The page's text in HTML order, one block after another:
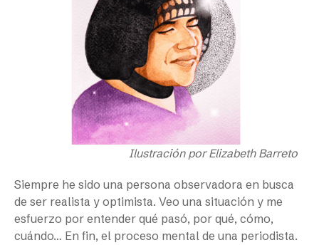
Ilustración por Elizabeth Barreto
Siempre he sido una persona observadora en busca
de ser realista y optimista. Veo una situación y me
esfuerzo por entender qué pasó, por qué, cómo,
cuándo… En fin, el proceso mental de una periodista.